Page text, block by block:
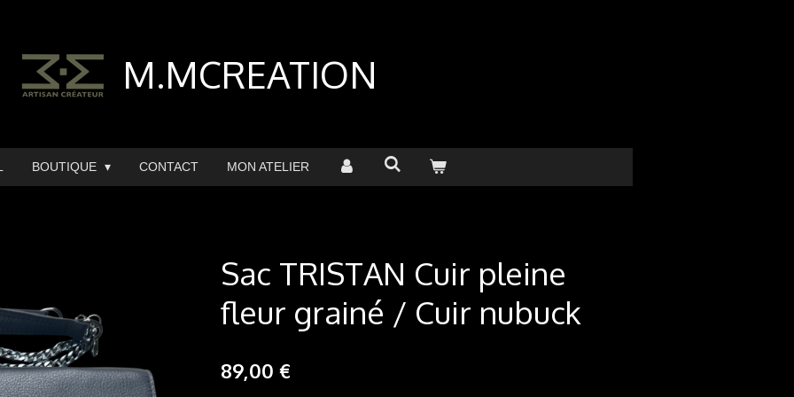
M.MCREATION
BOUTIQUE CONTACT MON ATELIER
Sac TRISTAN Cuir pleine
fleur grainé / Cuir nubuck
89,00 €